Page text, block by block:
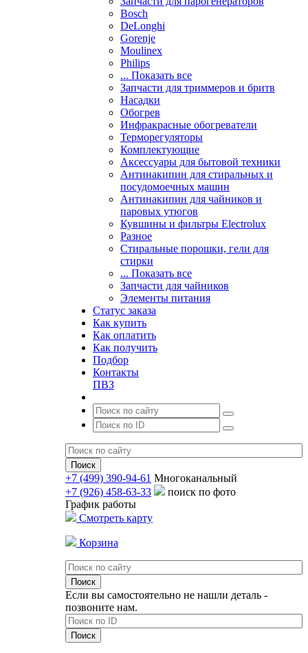
Bosch
DeLonghi
Gorenje
Moulinex
Philips
... Показать все
Запчасти для триммеров и бритв
Насадки
Обогрев
Инфракрасные обогреватели
Терморегуляторы
Комплектующие
Аксессуары для бытовой техники
Антинакипин для стиральных и
посудомоечных машин
Антинакипин для чайников и
паровых утюгов
Кувшины и фильтры Electrolux
Разное
Стиральные порошки, гели для
стирки
... Показать все
Запчасти для чайников
Элементы питания
Статус заказа
Как купить
Как оплатить
Как получить
Подбор
Контакты
ПВЗ
+7 (499) 390-94-61 Многоканальный
+7 (926) 458-63-33
поиск по фото
График работы
Смотреть карту
Корзина
Если вы самостоятельно не нашли деталь -
позвоните нам.